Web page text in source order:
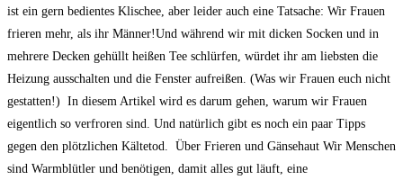
ist ein gern bedientes Klischee, aber leider auch eine Tatsache: Wir Frauen
frieren mehr, als ihr Männer!Und während wir mit dicken Socken und in
mehrere Decken gehüllt heißen Tee schlürfen, würdet ihr am liebsten die
Heizung ausschalten und die Fenster aufreißen. (Was wir Frauen euch nicht
gestatten!) In diesem Artikel wird es darum gehen, warum wir Frauen
eigentlich so verfroren sind. Und natürlich gibt es noch ein paar Tipps
gegen den plötzlichen Kältetod. Über Frieren und Gänsehaut Wir Menschen
sind Warmblütler und benötigen, damit alles gut läuft, eine